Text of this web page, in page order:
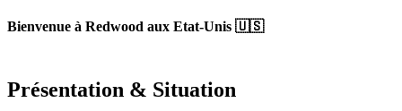
Bienvenue à Redwood aux Etat-Unis 🇺🇸
Présentation & Situation